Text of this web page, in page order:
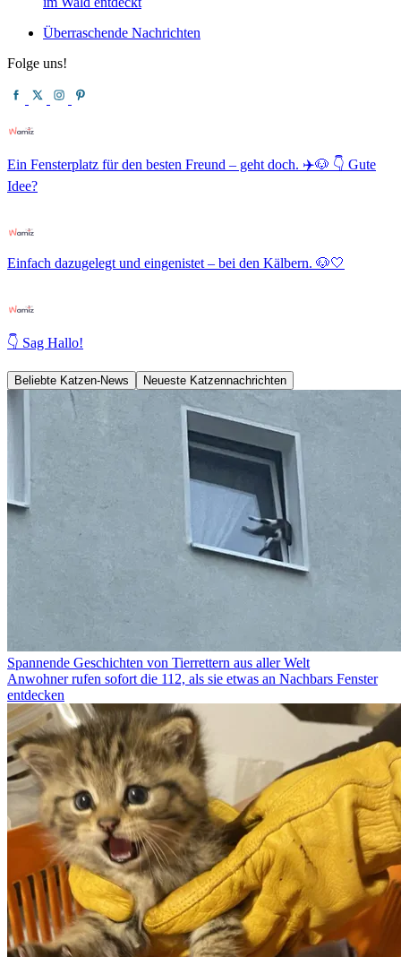
Überraschende Nachrichten
Folge uns!
Ein Fensterplatz für den besten Freund – geht doch. ✈️🐶 👇 Gute
Idee?
Einfach dazugelegt und eingenistet – bei den Kälbern. 🐶🤍
👇 Sag Hallo!
Beliebte Katzen-News Neueste Katzennachrichten
Spannende Geschichten von Tierrettern aus aller Welt
Anwohner rufen sofort die 112, als sie etwas an Nachbars Fenster
entdecken